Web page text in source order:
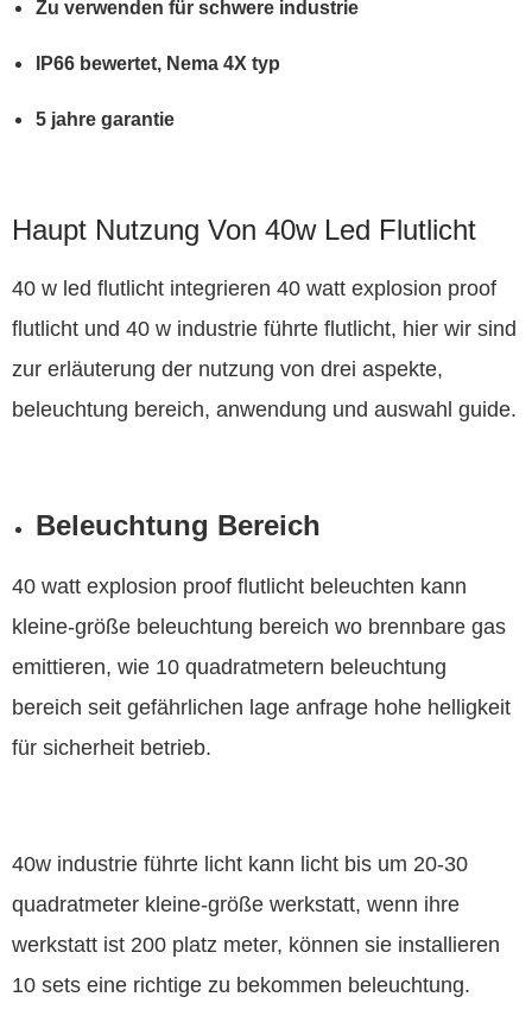
Zu verwenden für schwere industrie
IP66 bewertet, Nema 4X typ
5 jahre garantie
Haupt Nutzung Von 40w Led Flutlicht
40 w led flutlicht integrieren 40 watt explosion proof
flutlicht und 40 w industrie führte flutlicht, hier wir sind
zur erläuterung der nutzung von drei aspekte,
beleuchtung bereich, anwendung und auswahl guide.
Beleuchtung Bereich
40 watt explosion proof flutlicht beleuchten kann
kleine-größe beleuchtung bereich wo brennbare gas
emittieren, wie 10 quadratmetern beleuchtung
bereich seit gefährlichen lage anfrage hohe helligkeit
für sicherheit betrieb.
40w industrie führte licht kann licht bis um 20-30
quadratmeter kleine-größe werkstatt, wenn ihre
werkstatt ist 200 platz meter, können sie installieren
10 sets eine richtige zu bekommen beleuchtung.